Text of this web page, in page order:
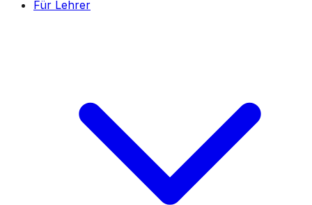
Für Lehrer